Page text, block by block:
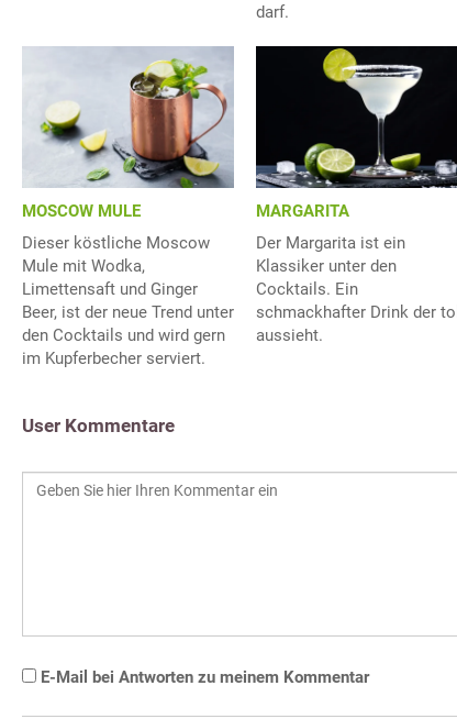
darf.
MOSCOW MULE
Dieser köstliche Moscow
Mule mit Wodka,
Limettensaft und Ginger
Beer, ist der neue Trend unter
den Cocktails und wird gern
im Kupferbecher serviert.
MARGARITA
Der Margarita ist ein
Klassiker unter den
Cocktails. Ein
schmackhafter Drink der toll
aussieht.
User Kommentare
E-Mail bei Antworten zu meinem Kommentar